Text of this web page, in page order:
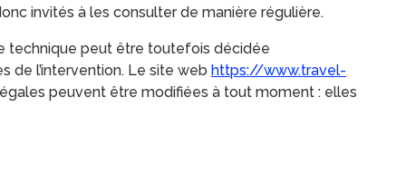
invités à les consulter de manière régulière.
technique peut être toutefois décidée
de l’intervention. Le site web https://www.travel-
peuvent être modifiées à tout moment : elles